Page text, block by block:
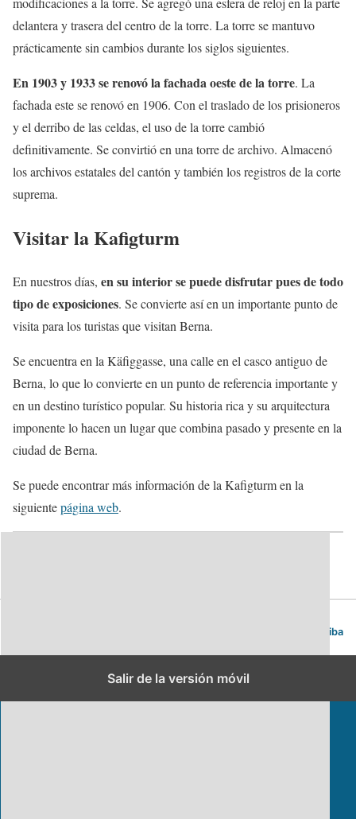
delantera y trasera del centro de la torre. La torre se mantuvo
prácticamente sin cambios durante los siglos siguientes.
En 1903 y 1933 se renovó la fachada oeste de la torre. La
fachada este se renovó en 1906. Con el traslado de los prisioneros
y el derribo de las celdas, el uso de la torre cambió
definitivamente. Se convirtió en una torre de archivo. Almacenó
los archivos estatales del cantón y también los registros de la corte
suprema.
Visitar la Kafigturm
En nuestros días, en su interior se puede disfrutar pues de todo
tipo de exposiciones. Se convierte así en un importante punto de
visita para los turistas que visitan Berna.
Se encuentra en la Käfiggasse, una calle en el casco antiguo de
Berna, lo que lo convierte en un punto de referencia importante y
en un destino turístico popular. Su historia rica y su arquitectura
imponente lo hacen un lugar que combina pasado y presente en la
ciudad de Berna.
Se puede encontrar más información de la Kafigturm en la
siguientepágina web.
Volver arriba
Salir de la versión móvil